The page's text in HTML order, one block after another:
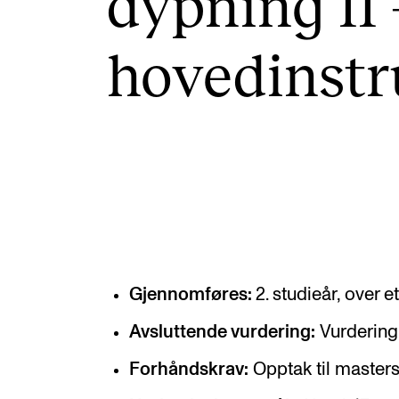
Talentutvikling
Nettverk
Gjennomføres: 2. studieår, over
Avsluttende vurdering:
Forhåndskrav: Opptak til